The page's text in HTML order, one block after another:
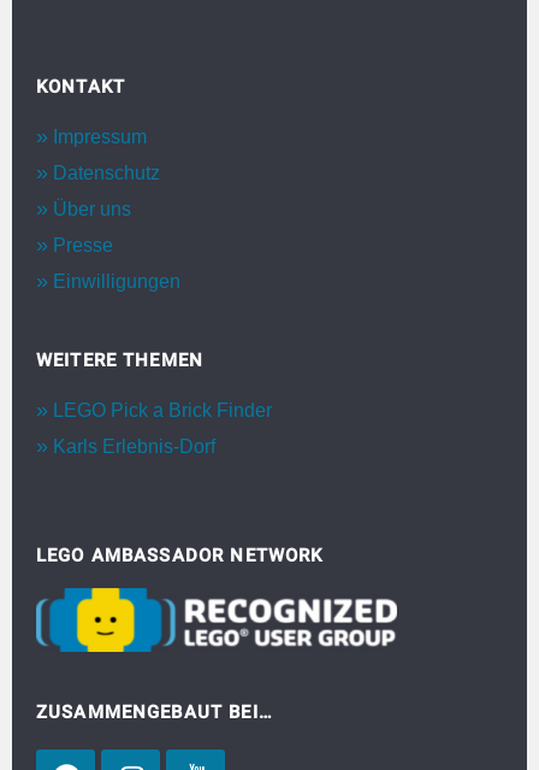
KONTAKT
Impressum
Datenschutz
Über uns
Presse
Einwilligungen
WEITERE THEMEN
LEGO Pick a Brick Finder
Karls Erlebnis-Dorf
LEGO AMBASSADOR NETWORK
ZUSAMMENGEBAUT BEI…